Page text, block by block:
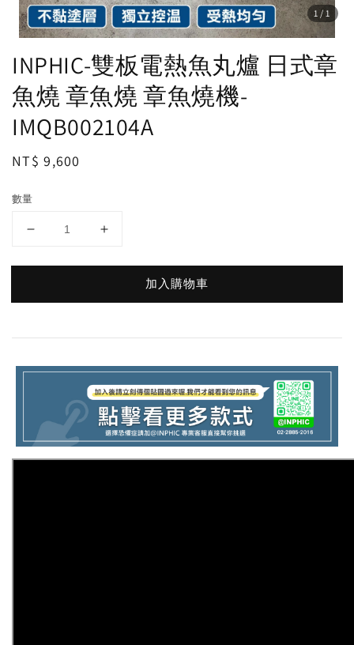
1 /1
INPHIC-雙板電熱魚丸爐 日式章
魚燒 章魚燒 章魚燒機-
IMQB002104A
Regular
NT$ 9,600
數量
加入購物車